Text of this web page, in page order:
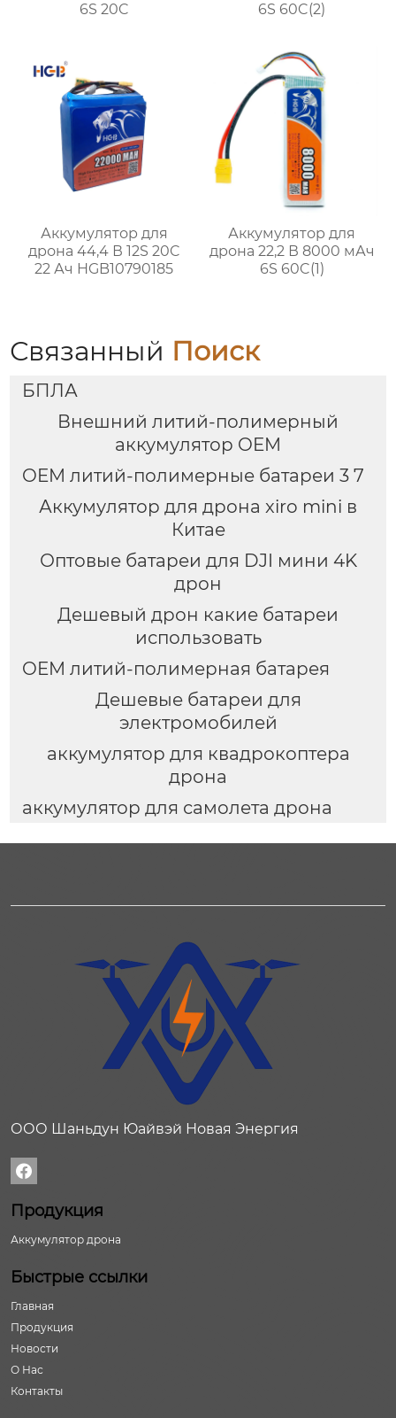
6S 20C
6S 60C(2)
Аккумулятор для
дрона 44,4 В 12S 20C
22 Ач HGB10790185
Аккумулятор для
дрона 22,2 В 8000 мАч
6S 60C(1)
Связанный Поиск
БПЛА
Внешний литий-полимерный
аккумулятор OEM
OEM литий-полимерные батареи 3 7
Аккумулятор для дрона xiro mini в
Китае
Оптовые батареи для DJI мини 4K
дрон
Дешевый дрон какие батареи
использовать
OEM литий-полимерная батарея
Дешевые батареи для
электромобилей
аккумулятор для квадрокоптера
дрона
аккумулятор для самолета дрона
ООО Шаньдун Юайвэй Новая Энергия

Продукция
Аккумулятор дрона
Быстрые ссылки
Главная
Продукция
Новости
О Нас
Контакты